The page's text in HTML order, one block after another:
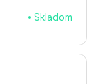
Skladom